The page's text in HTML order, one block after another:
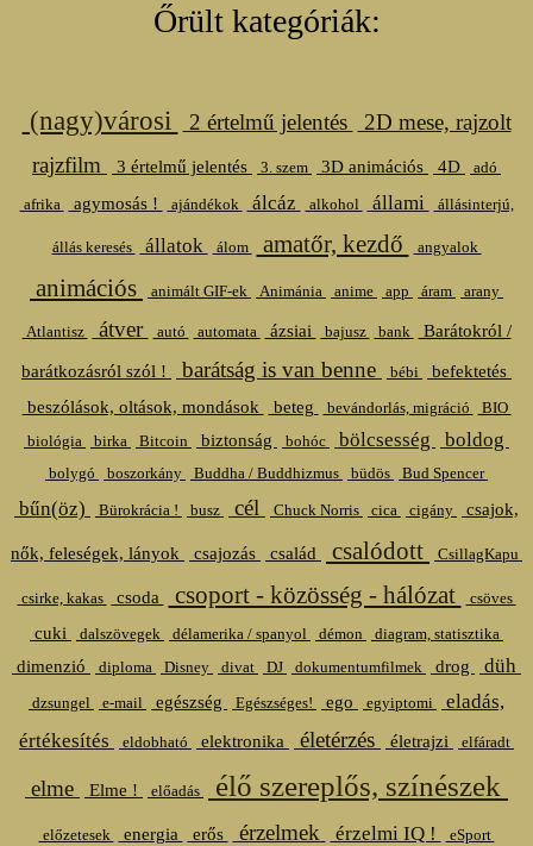
Őrült kategóriák:
(nagy)városi 2 értelmű jelentés
2D mese, rajzolt
rajzfilm
3 értelmű jelentés 3. szem 3D animációs 4D adó
afrika agymosás ! ajándékok álcáz alkohol állami állásinterjú,
állás keresés állatok álom amatőr, kezdő angyalok
animációs animált GIF-ek Animánia anime app áram arany
Atlantisz átver autó automata ázsiai bajusz bank
Barátokról /
barátkozásról szól !
barátság is van benne bébi
befektetés
beszólások, oltások, mondások
beteg bevándorlás, migráció
BIO
biológia
birka Bitcoin biztonság bohóc bölcsesség boldog
bolygó boszorkány Buddha / Buddhizmus büdös Bud Spencer
bűn(öz) Bürokrácia ! busz cél Chuck Norris cica cigány csajok,
nők, feleségek, lányok csajozás család csalódott CsillagKapu
csirke, kakas csoda csoport - közösség - hálózat csöves
cuki dalszövegek délamerika / spanyol démon diagram, statisztika
dimenzió diploma Disney divat DJ dokumentumfilmek drog düh
dzsungel e-mail egészség Egészséges! ego egyiptomi
eladás,
értékesítés
eldobható elektronika életérzés életrajzi elfáradt
elme Elme ! előadás élő szereplős, színészek
előzetesek energia erős érzelmek érzelmi IQ ! eSport